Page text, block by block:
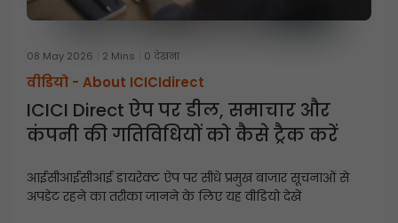
08 May 2026 2 Mins 0 देखना
वीडियो - About ICICIdirect
ICICI Direct ऐप पर डील, समाचार और
कंपनी की गतिविधियों को कैसे ट्रैक करें
आईसीआईसीआई डायरेक्ट ऐप पर सीधे प्रमुख बाजार सूचनाओं से
अपडेट रहने का तरीका जानने के लिए यह वीडियो देखें